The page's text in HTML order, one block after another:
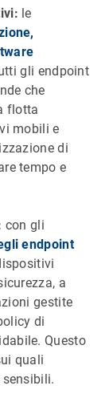
le
gli endpoint
che
flotta
mobili e
di
tempo e
con gli
endpoint
a
gestite
di
Questo
quali